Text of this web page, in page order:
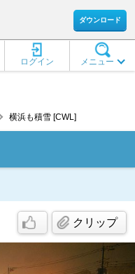
ダウンロード
メニュー
ログイン
横浜も積雪 [CWL]
クリップ